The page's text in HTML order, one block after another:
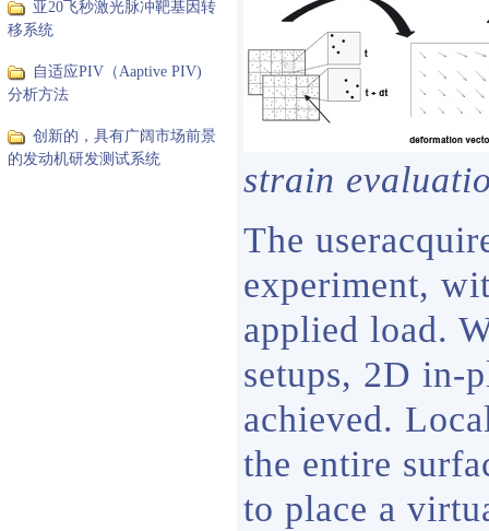
亚20飞秒激光脉冲靶基因转
移系统
自适应PIV（Aaptive PIV)
分析方法
创新的，具有广阔市场前景
的发动机研发测试系统
strain
The
experiment,
applied load.
setups, 2D in-
achieved.
the entire
to place a